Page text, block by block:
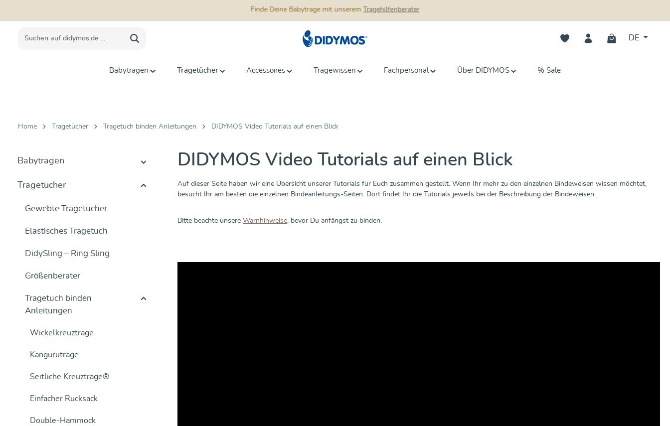
💥Über 1 Mio. Elternvertrauen auf DIDYMOS Babytragen💥
Finde Deine Babytrage mit unseremTragehilfenberater
Du hast 0 Produkte auf dem
DE
Babytragen Tragetücher Accessoires Tragewissen Fachpersonal Über DIDYMOS % Sale
Home Tragetücher Tragetuch binden Anleitungen DIDYMOS Video Tutorials auf einen Blick
Babytragen
Tragetücher
Gewebte Tragetücher
Elastisches Tragetuch
DidySling – Ring Sling
Größenberater
Tragetuch binden
Anleitungen
Wickelkreuztrage
Kängurutrage
Seitliche Kreuztrage®
Einfacher Rucksack
Double-Hammock
DIDYMOS Video Tutorials auf einen Blick
Auf dieser Seite haben wir eine Übersicht unserer Tutorials für Euch zusammen gestellt. Wenn Ihr mehr zu den einzelnen Bindeweisen wissen möchtet,
besucht Ihr am besten die einzelnen Bindeanleitungs-Seiten. Dort findet Ihr die Tutorials jeweils bei der Beschreibung der Bindeweisen.
Bitte beachte unsere Warnhinweise, bevor Du anfängst zu binden.